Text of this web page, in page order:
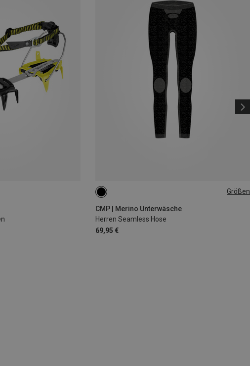
Größen
CMP | Merino Unterwäsche
Herren Seamless Hose
69,95 €
M|S